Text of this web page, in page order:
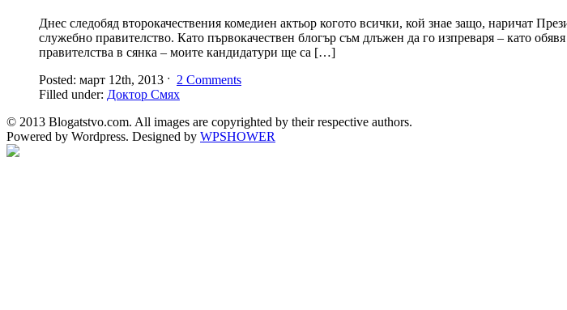
Днес следобяд второкачествения комедиен актьор когото всички, кой знае защо, наричат
служебно правителство. Като първокачествен блогър съм длъжен да го изпреваря – като
правителства в сянка – моите кандидатури ще са […]
Posted: март 12th, 2013 ˑ 2 Comments
Filled under: Доктор Смях
© 2013 Blogatstvo.com. All images are copyrighted by their respective authors.
Powered by Wordpress. Designed by WPSHOWER